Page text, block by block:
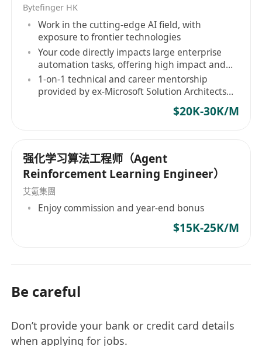
Bytefinger HK
Work in the cutting-edge AI field, with
exposure to frontier technologies
Your code directly impacts large enterprise
automation tasks, offering high impact and
autonomy
1-on-1 technical and career mentorship
provided by ex-Microsoft Solution Architects
$20K-30K/M
强化学习算法工程师（Agent
Reinforcement Learning Engineer）
艾氪集團
Enjoy commission and year-end bonus
$15K-25K/M
Be careful
Don’t provide your bank or credit card details
when applying for jobs.